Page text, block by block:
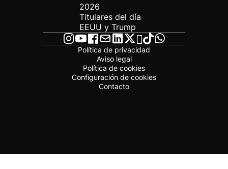
2026
Titulares del día
EEUU y Trump
Política de privacidad
Aviso legal
Política de cookies
Configuración de cookies
Contacto